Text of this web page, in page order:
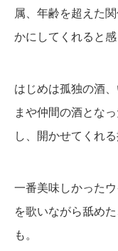
属、年齢を超えた
かにしてくれると感
はじめは孤独の酒
まや仲間の酒とな
し、開かせてくれ
一番美味しかった
を歌いながら舐め
も。